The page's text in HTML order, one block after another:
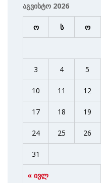
აგვისტო 2026
ო ს ო
« ივლ
3 4 5
10 11 12
17 18 19
24 25 26
31